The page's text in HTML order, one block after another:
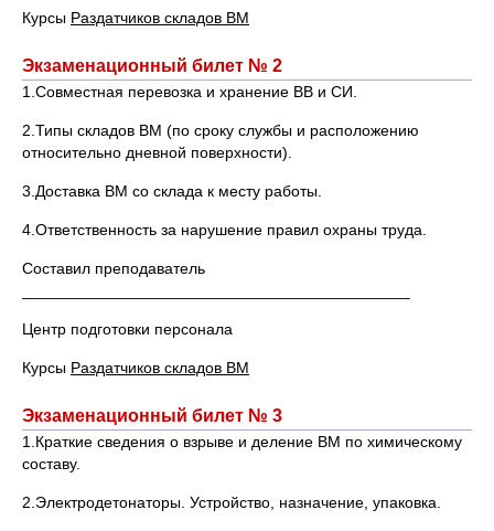
Курсы Раздатчиков складов ВМ
Экзаменационный билет № 2
1.Совместная перевозка и хранение ВВ и СИ.
2.Типы складов ВМ (по сроку службы и расположению
относительно дневной поверхности).
3.Доставка ВМ со склада к месту работы.
4.Ответственность за нарушение правил охраны труда.
Составил преподаватель
Центр подготовки персонала
Курсы Раздатчиков складов ВМ
Экзаменационный билет № 3
1.Краткие сведения о взрыве и деление ВМ по химическому
составу.
2.Электродетонаторы. Устройство, назначение, упаковка.